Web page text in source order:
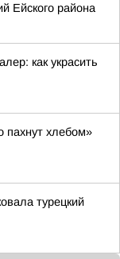
Ейского района
как украсить
пахнут хлебом»
турецкий